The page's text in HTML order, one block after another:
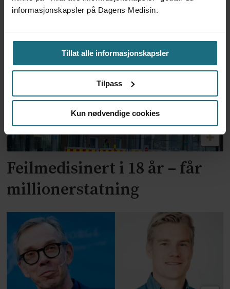
informasjonskapsler på Dagens Medisin.
Tillat alle informasjonskapsler
Tilpass
Kun nødvendige cookies
for utskrivning av store
mengder Ozempic
Feilmedisinert i 18 år – får
millionerstatning